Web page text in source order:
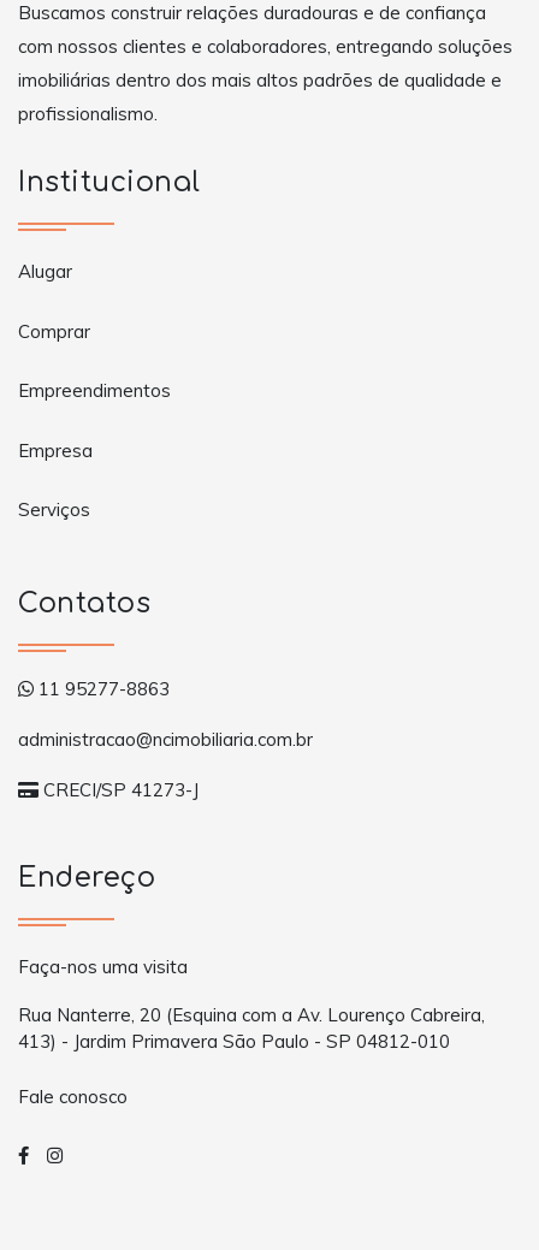
Buscamos construir relações duradouras e de confiança
com nossos clientes e colaboradores, entregando soluções
imobiliárias dentro dos mais altos padrões de qualidade e
profissionalismo.
Institucional
Alugar
Comprar
Empreendimentos
Empresa
Serviços
Contatos
11 95277-8863
administracao@ncimobiliaria.com.br
CRECI/SP 41273-J
Endereço
Faça-nos uma visita
Rua Nanterre, 20 (Esquina com a Av. Lourenço Cabreira,
413) - Jardim Primavera São Paulo - SP 04812-010
Fale conosco